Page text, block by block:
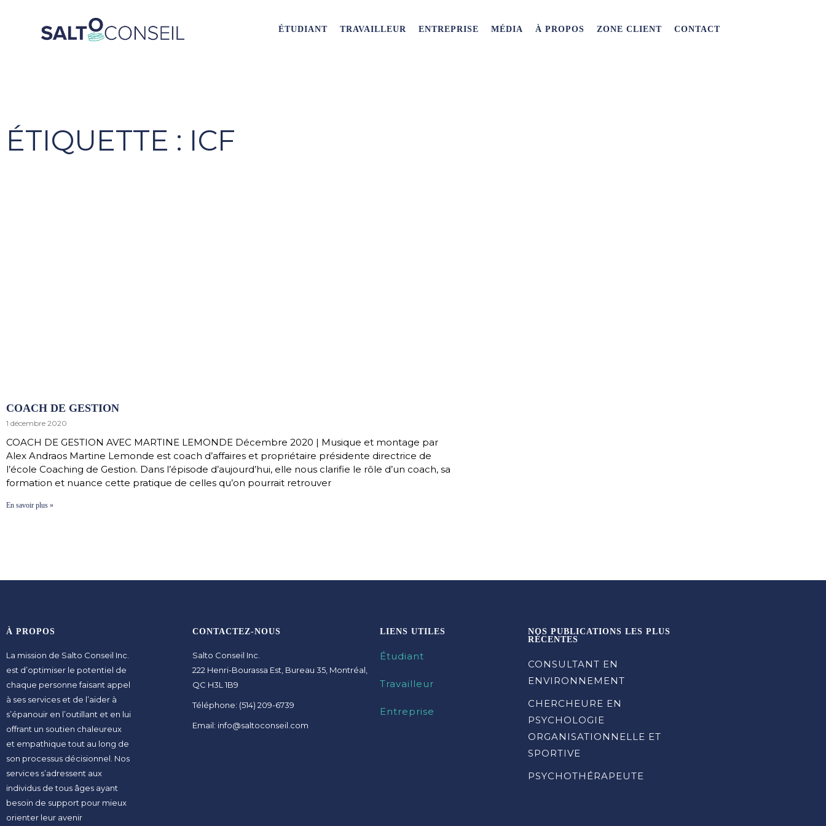
ÉTUDIANT TRAVAILLEUR ENTREPRISE MÉDIA À PROPOS ZONE CLIENT CONTACT
ÉTIQUETTE : ICF
COACH DE GESTION
1 décembre 2020
COACH DE GESTION AVEC MARTINE LEMONDE Décembre 2020 | Musique et montage par
Alex Andraos Martine Lemonde est coach d’affaires et propriétaire présidente directrice de
l’école Coaching de Gestion. Dans l’épisode d’aujourd’hui, elle nous clarifie le rôle d’un coach, sa
formation et nuance cette pratique de celles qu’on pourrait retrouver
En savoir plus »
À PROPOS
La mission de Salto Conseil Inc.
est d’optimiser le potentiel de
chaque personne faisant appel
à ses services et de l’aider à
s’épanouir en l’outillant et en lui
offrant un soutien chaleureux
et empathique tout au long de
son processus décisionnel. Nos
services s’adressent aux
individus de tous âges ayant
besoin de support pour mieux
orienter leur avenir
CONTACTEZ-NOUS
Salto Conseil Inc.
222 Henri-Bourassa Est, Bureau 35, Montréal,
QC H3L 1B9
Téléphone: (514) 209-6739
Email: info@saltoconseil.com
LIENS UTILES
Étudiant
Travailleur
Entreprise
NOS PUBLICATIONS LES PLUS
RÉCENTES
CONSULTANT EN
ENVIRONNEMENT
CHERCHEURE EN
PSYCHOLOGIE
ORGANISATIONNELLE ET
SPORTIVE
PSYCHOTHÉRAPEUTE